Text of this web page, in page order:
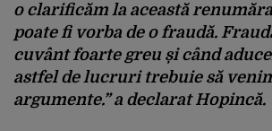
o clarificăm la această
poate fi vorba de o fraudă.
cuvânt foarte greu și când
astfel de lucruri trebuie să
argumente.” a declarat Hopincă.